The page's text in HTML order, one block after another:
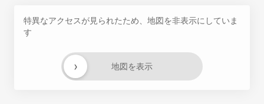
特異なアクセスが見られたため、地図を非表示にしていま
す
地図を表示
›